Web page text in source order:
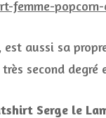
est aussi sa
second degré
Serge le